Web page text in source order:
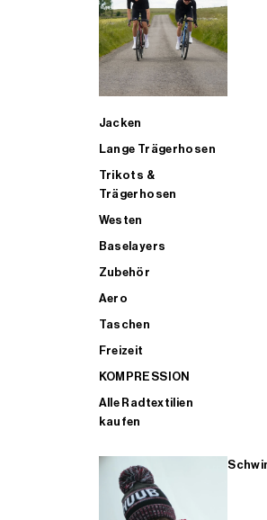
Jacken
Lange Trägerhosen
Trikots &
Trägerhosen
Westen
Baselayers
Zubehör
Aero
Taschen
Freizeit
KOMPRESSION
Alle Radtextilien
kaufen
ALLE TRIATHLONARTIKEL FÜR